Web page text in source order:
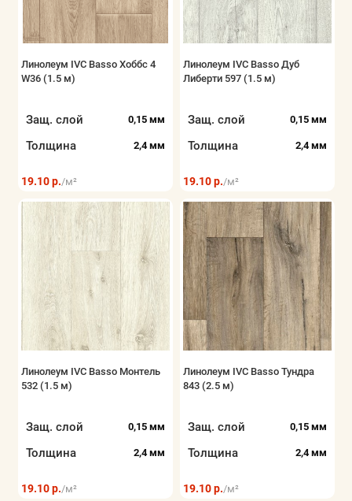
Линолеум IVC Basso Хоббс 4
W36 (1.5 м)
Защ. слой 0,15 мм
Толщина 2,4 мм
19.10 р./м²
Линолеум IVC Basso Дуб
Либерти 597 (1.5 м)
Защ. слой 0,15 мм
Толщина 2,4 мм
19.10 р./м²
Линолеум IVC Basso Монтель
532 (1.5 м)
Защ. слой 0,15 мм
Толщина 2,4 мм
19.10 р./м²
Линолеум IVC Basso Тундра
843 (2.5 м)
Защ. слой 0,15 мм
Толщина 2,4 мм
19.10 р./м²